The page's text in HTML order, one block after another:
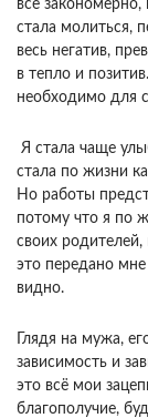
всё
стала молиться,
весь негатив,
в тепло и
необходимо для
Я стала чаще
стала по жизни
Но работы
потому что я по
своих родителей,
это передано
видно.
Глядя на мужа,
зависимость и
это всё мои
благополучие,